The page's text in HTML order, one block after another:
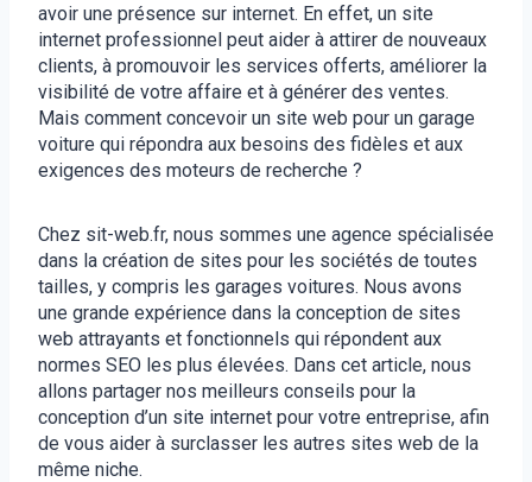
avoir une présence sur internet. En effet, un site
internet professionnel peut aider à attirer de nouveaux
clients, à promouvoir les services offerts, améliorer la
visibilité de votre affaire et à générer des ventes.
Mais comment concevoir un site web pour un garage
voiture qui répondra aux besoins des fidèles et aux
exigences des moteurs de recherche ?
Chez sit-web.fr, nous sommes une agence spécialisée
dans la création de sites pour les sociétés de toutes
tailles, y compris les garages voitures. Nous avons
une grande expérience dans la conception de sites
web attrayants et fonctionnels qui répondent aux
normes SEO les plus élevées. Dans cet article, nous
allons partager nos meilleurs conseils pour la
conception d’un site internet pour votre entreprise, afin
de vous aider à surclasser les autres sites web de la
même niche.